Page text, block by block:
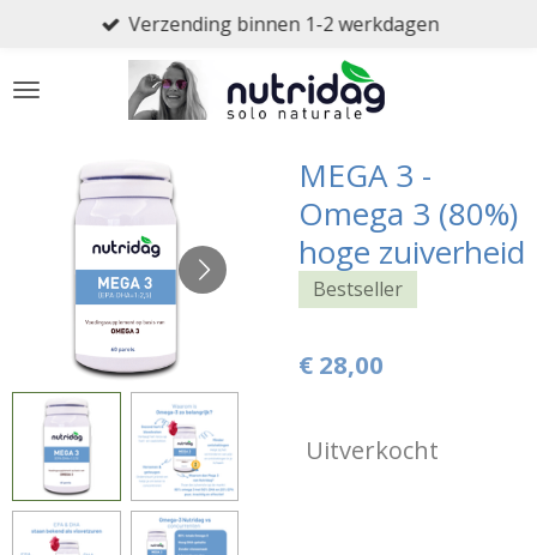
naar
Verzending binnen 1-2 werkdagen
MEGA 3 -
Omega 3 (80%)
hoge zuiverheid
Bestseller
€ 28,00
Uitverkocht